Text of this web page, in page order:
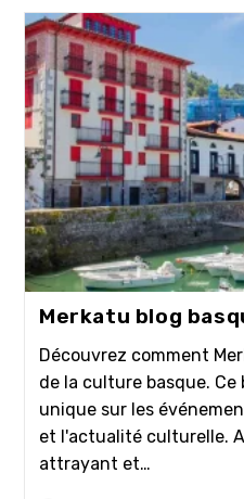
Merkatu blog
Découvrez comment
de la culture basque. Ce
unique sur les
et l'actualité culturelle.
attrayant et…